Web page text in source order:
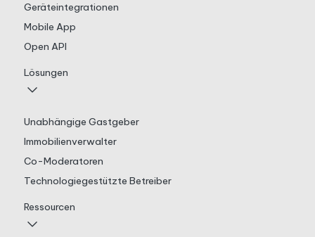
Geräteintegrationen
Mobile App
Open API
Lösungen
Unabhängige Gastgeber
Immobilienverwalter
Co-Moderatoren
Technologiegestützte Betreiber
Ressourcen